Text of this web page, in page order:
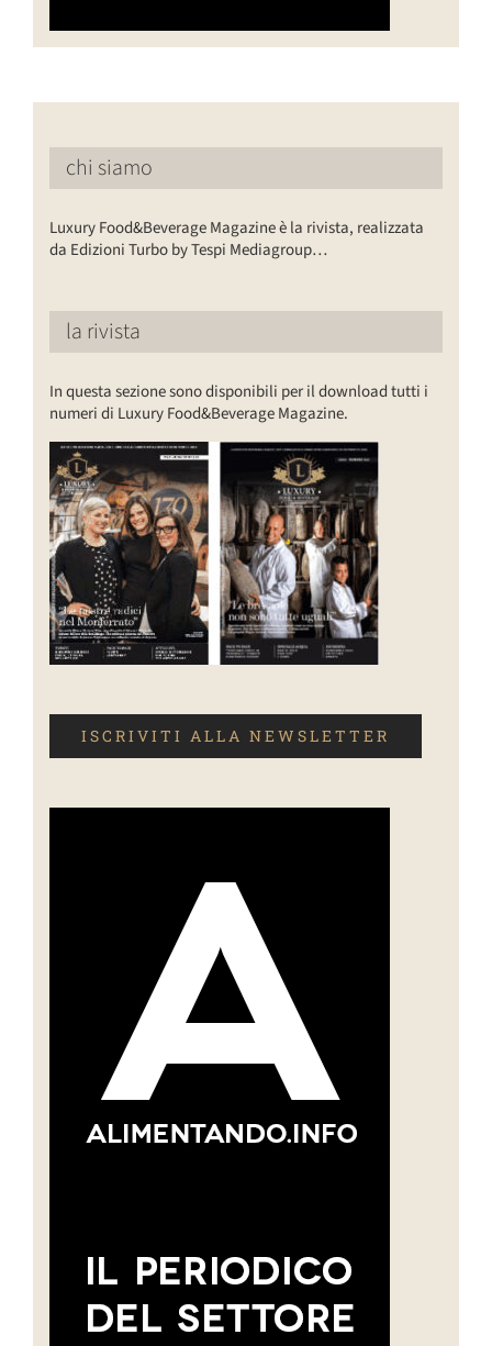
chi siamo
Luxury Food&Beverage Magazine è la rivista, realizzata
da Edizioni Turbo by Tespi Mediagroup…
la rivista
In questa sezione sono disponibili per il download tutti i
numeri di Luxury Food&Beverage Magazine.
ISCRIVITI ALLA NEWSLETTER